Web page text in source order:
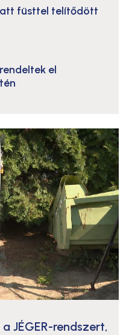
füsttel telítődött
el
JÉGER-rendszert,